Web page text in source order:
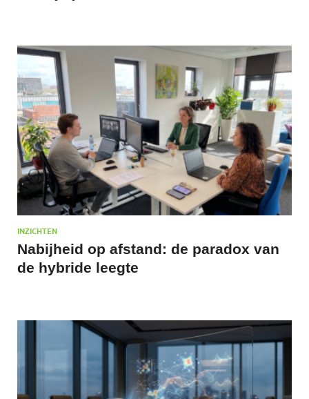
INZICHTEN
Nabijheid op afstand: de paradox van
de hybride leegte